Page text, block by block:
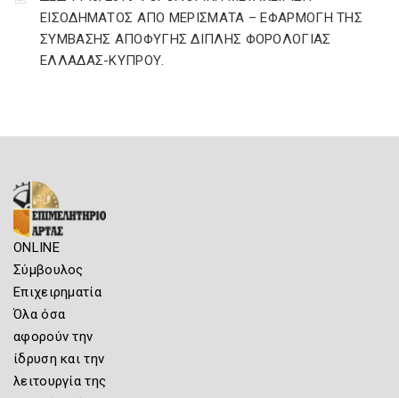
ΕΙΣΟΔΗΜΑΤΟΣ ΑΠΟ ΜΕΡΙΣΜΑΤΑ – ΕΦΑΡΜΟΓΗ ΤΗΣ
ΣΥΜΒΑΣΗΣ ΑΠΟΦΥΓΗΣ ΔΙΠΛΗΣ ΦΟΡΟΛΟΓΙΑΣ
ΕΛΛΑΔΑΣ-ΚΥΠΡΟΥ.
ONLINE
Σύμβουλος
Επιχειρηματία
Όλα όσα
αφορούν την
ίδρυση και την
λειτουργία της